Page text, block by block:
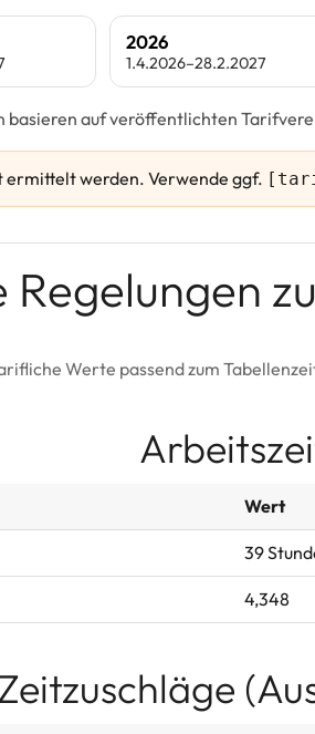
2026
1.4.2026–28.2.2027
basieren auf veröffentlichten
ermittelt werden.Verwende ggf.
Regelungen
Werte passend zum
Wert
39
4,348